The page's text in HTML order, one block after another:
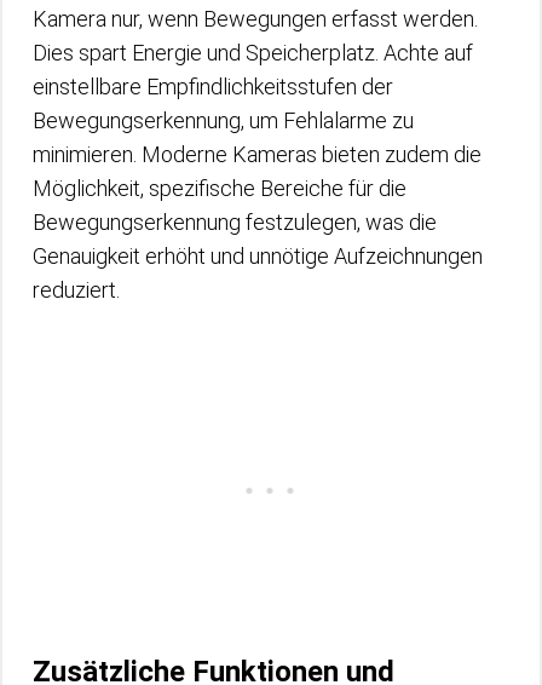
Kamera nur, wenn Bewegungen erfasst werden.
Dies spart Energie und Speicherplatz. Achte auf
einstellbare Empfindlichkeitsstufen der
Bewegungserkennung, um Fehlalarme zu
minimieren. Moderne Kameras bieten zudem die
Möglichkeit, spezifische Bereiche für die
Bewegungserkennung festzulegen, was die
Genauigkeit erhöht und unnötige Aufzeichnungen
reduziert.
Zusätzliche Funktionen und